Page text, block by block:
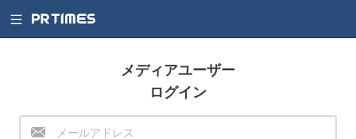
メディアユーザー
ログイン